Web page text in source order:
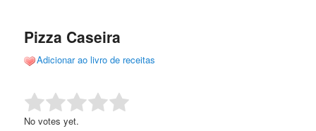
conteúdo
conteúdo
Pizza Caseira
Adicionar ao livro de receitas
Rate this item: Submit Rating
No votes yet.